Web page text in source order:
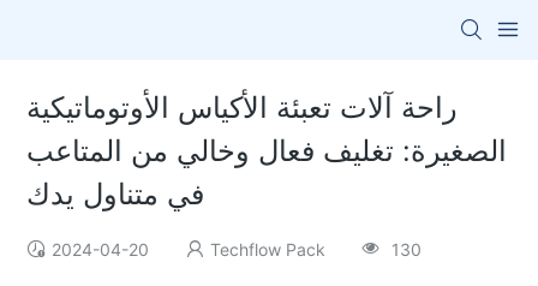
راحة آلات تعبئة الأكياس الأوتوماتيكية
الصغيرة: تغليف فعال وخالي من المتاعب
في متناول يدك
2024-04-20 Techflow Pack 130